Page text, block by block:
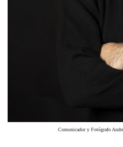
Comunicador y Fotógrafo